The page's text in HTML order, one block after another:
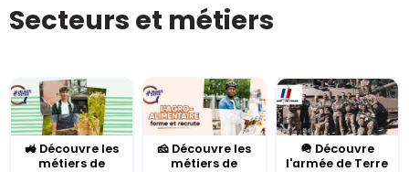
Secteurs et métiers
🚜 Découvre les
métiers de
🧀 Découvre les
métiers de
🪖 Découvre
l'armée de Terre